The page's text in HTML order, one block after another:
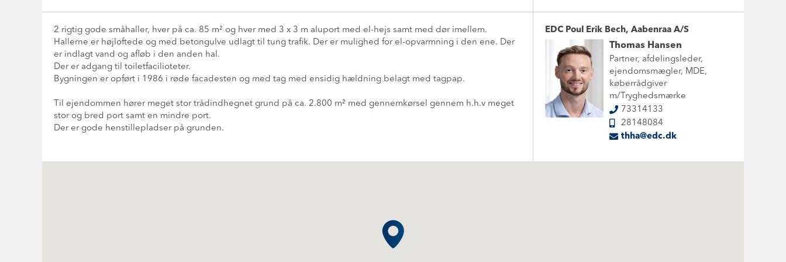
2 rigtig gode småhaller, hver på ca. 85 m² og hver med 3 x 3 m aluport med el-hejs samt med dør imellem.
Hallerne er højloftede og med betongulve udlagt til tung trafik. Der er mulighed for el-opvarmning i den ene. Der
er indlagt vand og afløb i den anden hal.
Der er adgang til toiletfacilioteter.
Bygningen er opført i 1986 i røde facadesten og med tag med ensidig hældning belagt med tagpap.
Til ejendommen hører meget stor trådindhegnet grund på ca. 2.800 m² med gennemkørsel gennem h.h.v meget
stor og bred port samt en mindre port.
Der er gode henstillepladser på grunden.
EDC Poul Erik Bech, Aabenraa A/S
Thomas Hansen
Partner, afdelingsleder,
ejendomsmægler, MDE,
køberrådgiver
m/Tryghedsmærke
73314133
28148084
thha@edc.dk